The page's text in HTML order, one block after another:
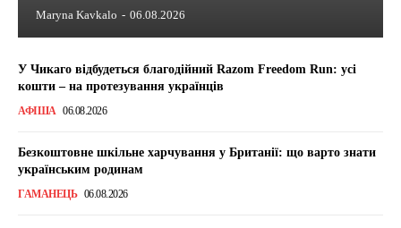
Maryna Kavkalo - 06.08.2026
У Чикаго відбудеться благодійний Razom Freedom Run: усі
кошти – на протезування українців
АФІША 06.08.2026
Безкоштовне шкільне харчування у Британії: що варто знати
українським родинам
ГАМАНЕЦЬ 06.08.2026